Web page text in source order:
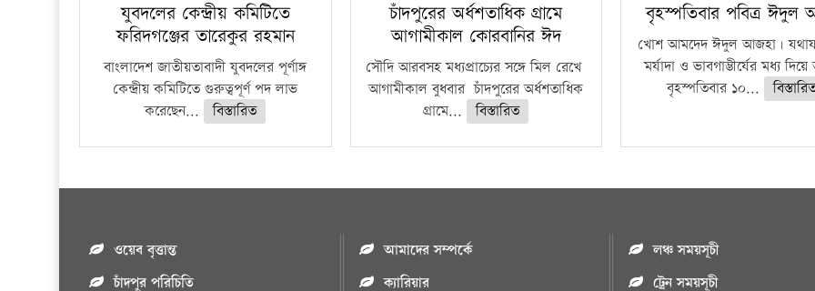
যুবদলের কেন্দ্রীয় কমিটিতে
ফরিদগঞ্জের তারেকুর রহমান
বাংলাদেশ জাতীয়তাবাদী যুবদলের পূর্ণাঙ্গ
কেন্দ্রীয় কমিটিতে গুরুত্বপূর্ণ পদ লাভ
করেছেন...
বিস্তারিত
চাঁদপুরের অর্ধশতাধিক গ্রামে
আগামীকাল কোরবানির ঈদ
সৌদি আরবসহ মধ্যপ্রাচ্যের সঙ্গে মিল রেখে
আগামীকাল বুধবার চাঁদপুরের অর্ধশতাধিক
গ্রামে...
বিস্তারিত
বৃহস্পতিবার পবিত্র ঈদুল
খোশ আমদেদ ঈদুল আজহা।
মর্যাদা ও ভাবগাম্ভীর্যের মধ্য
বৃহস্পতিবার ১০...
ওয়েব বৃত্তান্ত
চাঁদপুর পরিচিতি
আমাদের সম্পর্কে
ক্যারিয়ার
লঞ্চ সময়সূচী
ট্রেন সময়সূচী